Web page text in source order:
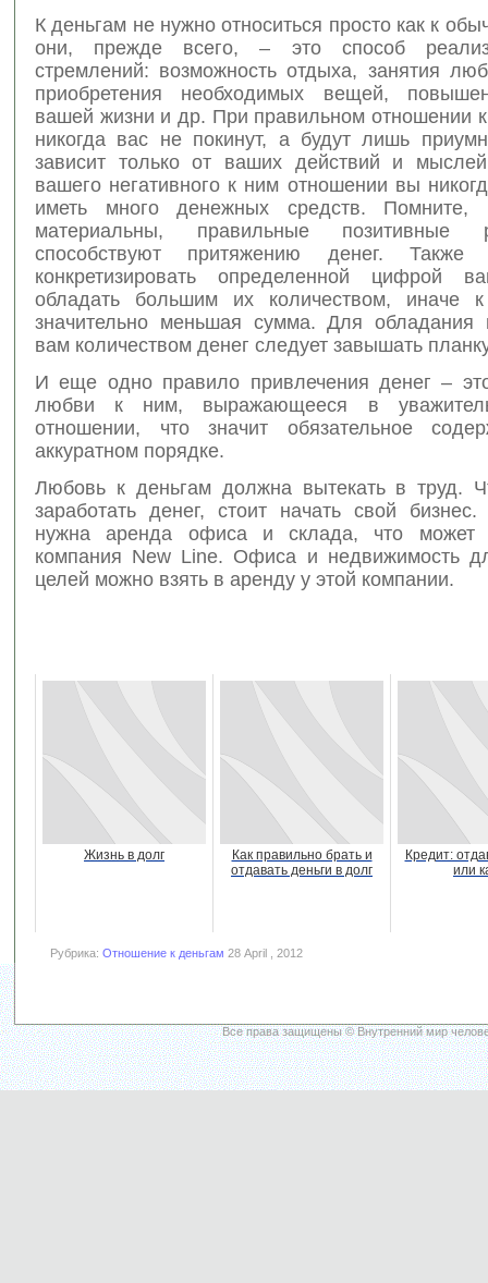
К деньгам не нужно относиться просто как к
они, прежде всего, – это способ
стремлений: возможность отдыха, занятия
приобретения необходимых вещей,
вашей жизни и др. При правильном отношении
никогда вас не покинут, а будут лишь
зависит только от ваших действий и
вашего негативного к ним отношении вы
иметь много денежных средств.
материальны, правильные позитивные
способствуют притяжению денег. Также
конкретизировать определенной цифрой
обладать большим их количеством, иначе
значительно меньшая сумма. Для обладания
вам количеством денег следует завышать
И еще одно правило привлечения денег –
любви к ним, выражающееся в
отношении, что значит обязательное
аккуратном порядке.
Любовь к деньгам должна вытекать в труд.
заработать денег, стоит начать свой
нужна аренда офиса и склада, что может
компания New Line. Офиса и недвижимость
целей можно взять в аренду у этой компании.
Жизнь в долг
Как правильно брать и
отдавать деньги в долг
Кредит:
или
Рубрика: Отношение к деньгам 28 April , 2012
Все права защищены © Внутренний мир